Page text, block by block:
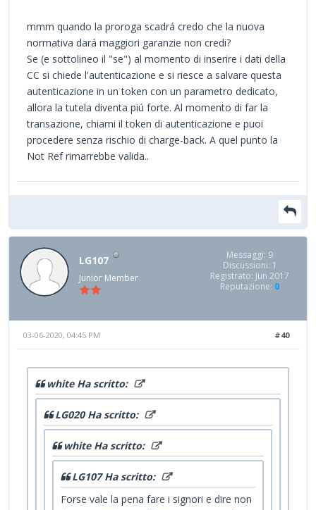
mmm quando la proroga scadrá credo che la nuova
normativa dará maggiori garanzie non credi?
Se (e sottolineo il "se") al momento di inserire i dati della
CC si chiede l'autenticazione e si riesce a salvare questa
autenticazione in un token con un parametro dedicato,
allora la tutela diventa piú forte. Al momento di far la
transazione, chiami il token di autenticazione e puoi
procedere senza rischio di charge-back. A quel punto la
Not Ref rimarrebbe valida..
LG107
Junior Member
Messaggi: 9
Discussioni: 1
Registrato: Jun 2017
Reputazione: 0
#40
03-06-2020, 04:45 PM
white Ha scritto:
LG020 Ha scritto:
white Ha scritto:
LG107 Ha scritto:
Forse vale la pena fare i signori e dire non